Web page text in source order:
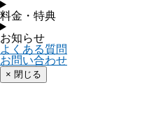
料金・特典
お知らせ
よくある質問
お問い合わせ
× 閉じる